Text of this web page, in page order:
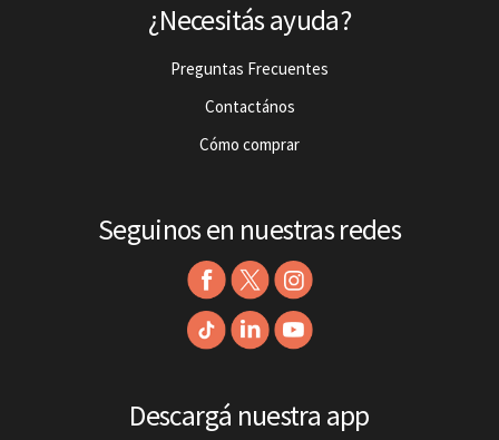
¿Necesitás ayuda?
Preguntas Frecuentes
Contactános
Cómo comprar
Seguinos en nuestras redes
Descargá nuestra app